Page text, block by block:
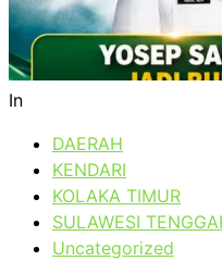
In
DAERAH
KENDARI
KOLAKA TIMUR
SULAWESI
Uncategorized